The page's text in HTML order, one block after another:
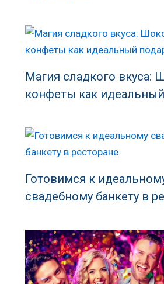
Магия сладкого вкуса:
конфеты как
Готовимся к
свадебному банкету в